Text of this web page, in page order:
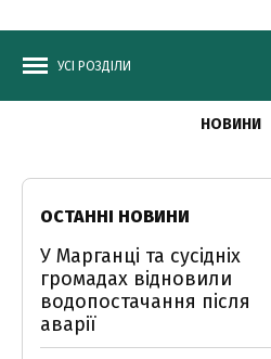
УСІ РОЗДІЛИ
НОВИНИ
ОСТАННІ НОВИНИ
У Марганці та сусідніх
громадах відновили
водопостачання після
аварії